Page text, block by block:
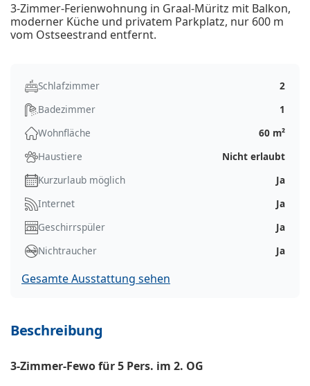
3-Zimmer-Ferienwohnung in Graal-Müritz mit Balkon,
moderner Küche und privatem Parkplatz, nur 600 m
vom Ostseestrand entfernt.
Schlafzimmer
2
Badezimmer
1
Wohnfläche
60 m²
Haustiere
Nicht erlaubt
Kurzurlaub möglich
Ja
Internet
Ja
Geschirrspüler
Ja
Nichtraucher
Ja
Gesamte Ausstattung sehen
Beschreibung
3-Zimmer-Fewo für 5 Pers. im 2. OG